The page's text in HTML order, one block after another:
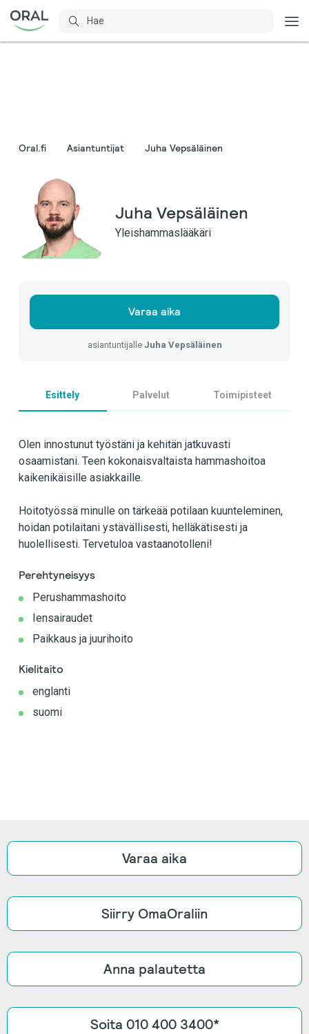
Oral.fi Asiantuntijat Juha Vepsäläinen
Juha Vepsäläinen
Yleishammaslääkäri
Varaa aika
asiantuntijalle Juha Vepsäläinen
Esittely Palvelut Toimipisteet
Olen innostunut työstäni ja kehitän jatkuvasti
osaamistani. Teen kokonaisvaltaista hammashoitoa
kaikenikäisille asiakkaille.
Hoitotyössä minulle on tärkeää potilaan kuunteleminen,
hoidan potilaitani ystävällisesti, helläkätisesti ja
huolellisesti. Tervetuloa vastaanotolleni!
Perehtyneisyys
Perushammashoito
Iensairaudet
Paikkaus ja juurihoito
Kielitaito
englanti
suomi
Varaa aika
Siirry OmaOraliin
Anna palautetta
Soita 010 400 3400*